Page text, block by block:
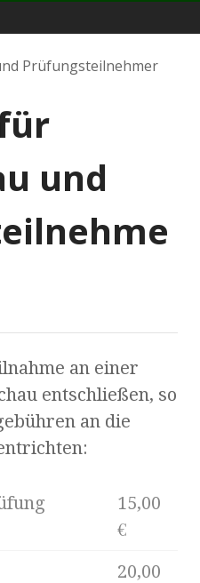
Prüfungsteilnehmer
und
an einer
entschließen, so
an die
15,00
€
20,00